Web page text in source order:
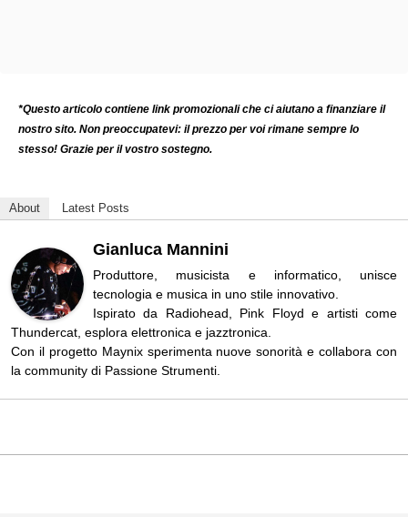
*Questo articolo contiene link promozionali che ci aiutano a finanziare il
nostro sito. Non preoccupatevi: il prezzo per voi rimane sempre lo
stesso! Grazie per il vostro sostegno.
About Latest Posts
Gianluca Mannini
Produttore, musicista e informatico, unisce
tecnologia e musica in uno stile innovativo.
Ispirato da Radiohead, Pink Floyd e artisti come
Thundercat, esplora elettronica e jazztronica.
Con il progetto Maynix sperimenta nuove sonorità e collabora con
la community di Passione Strumenti.